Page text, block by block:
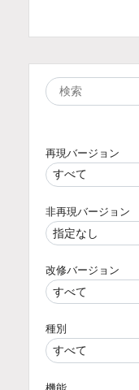
再現バージョン
非再現バージョン
改修バージョン
種別